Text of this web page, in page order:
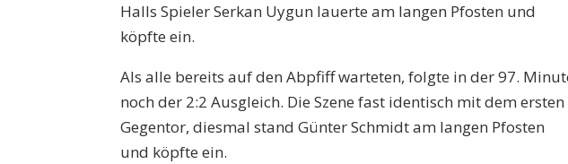
Halls Spieler Serkan Uygun lauerte am langen Pfosten und
köpfte ein.
Als alle bereits auf den Abpfiff warteten, folgte in der 97.
noch der 2:2 Ausgleich. Die Szene fast identisch mit dem ersten
Gegentor, diesmal stand Günter Schmidt am langen Pfosten
und köpfte ein.